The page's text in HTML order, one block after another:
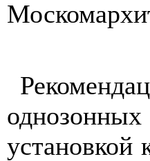
установкой